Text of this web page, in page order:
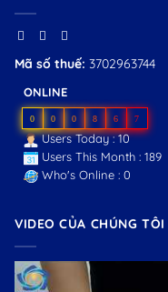
Mã số thuế: 3702963744
ONLINE
0 0 0 8 6 7
Users Today : 10
Users This Month : 189
Who's Online : 0
VIDEO CỦA CHÚNG TÔI